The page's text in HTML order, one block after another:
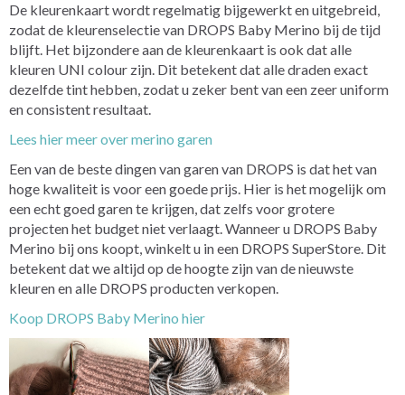
De kleurenkaart wordt regelmatig bijgewerkt en uitgebreid,
zodat de kleurenselectie van DROPS Baby Merino bij de tijd
blijft. Het bijzondere aan de kleurenkaart is ook dat alle
kleuren UNI colour zijn. Dit betekent dat alle draden exact
dezelfde tint hebben, zodat u zeker bent van een zeer uniform
en consistent resultaat.
Lees hier meer over merino garen
Een van de beste dingen van garen van DROPS is dat het van
hoge kwaliteit is voor een goede prijs. Hier is het mogelijk om
een echt goed garen te krijgen, dat zelfs voor grotere
projecten het budget niet verlaagt. Wanneer u DROPS Baby
Merino bij ons koopt, winkelt u in een DROPS SuperStore. Dit
betekent dat we altijd op de hoogte zijn van de nieuwste
kleuren en alle DROPS producten verkopen.
Koop DROPS Baby Merino hier